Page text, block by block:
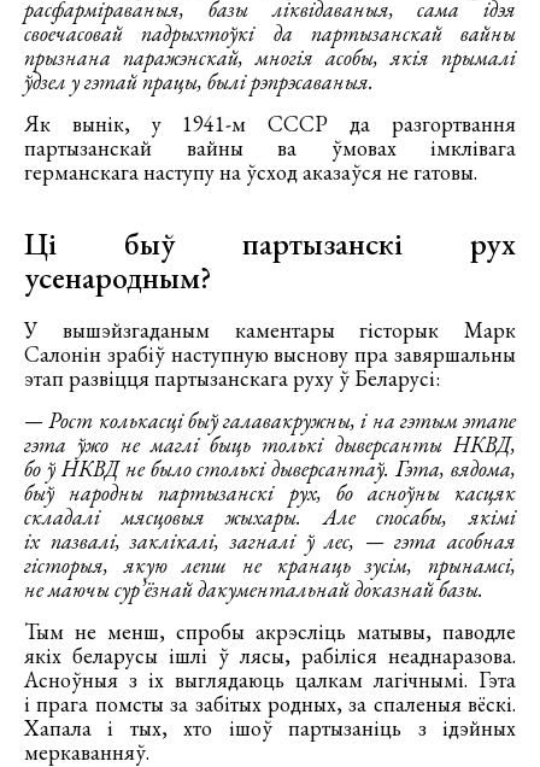
расфарміраваныя, базы ліквідаваныя, сама ідэя
своечасовай падрыхтоўкі да партызанскай вайны
прызнана паражэнскай, многія асобы, якія прымалі
ўдзел у гэтай працы, былі рэпрэсаваныя.
Як вынік, у 1941-м СССР да разгортвання
партызанскай вайны ва ўмовах імклівага
германскага наступу на ўсход аказаўся не гатовы.
Ці быў партызанскі рух
усенародным?
У вышэйзгаданым каментары гісторык Марк
Салонін зрабіў наступную выснову пра завяршальны
этап развіцця партызанскага руху ў Беларусі:
— Рост колькасці быў галавакружны, і на гэтым этапе
гэта ўжо не маглі быць толькі дыверсанты НКВД,
бо ў НКВД не было столькі дыверсантаў. Гэта, вядома,
быў народны партызанскі рух, бо асноўны касцяк
складалі мясцовыя жыхары. Але спосабы, якімі
іх пазвалі, заклікалі, загналі ў лес, — гэта асобная
гісторыя, якую лепш не кранаць зусім, прынамсі,
не маючы сур’ёзнай дакументальнай доказнай базы.
Тым не менш, спробы акрэсліць матывы, паводле
якіх беларусы ішлі ў лясы, рабіліся неаднаразова.
Асноўныя з іх выглядаюць цалкам лагічнымі. Гэта
і прага помсты за забітых родных, за спаленыя вёскі.
Хапала і тых, хто ішоў партызаніць з ідэйных
меркаванняў.